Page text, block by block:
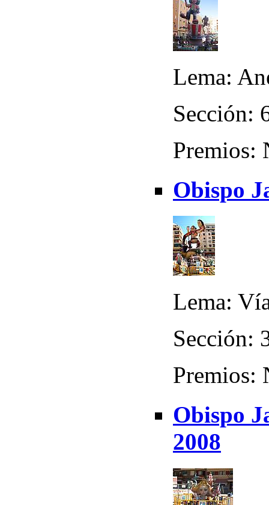
Lema:
Sección:
Premios:
Obispo
Lema:
Sección:
Premios:
Obispo
2008